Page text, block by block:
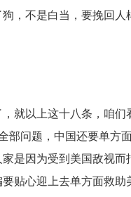
，不是白当，要挽回
就以上这十八条，咱
部问题，中国还要单方
是因为受到美国敌视
贴心迎上去单方面救